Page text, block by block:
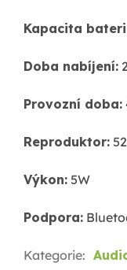
Kapacita
Doba nabíjení:
Provozní doba:
Reproduktor:
Výkon: 5W
Podpora:
Kategorie: